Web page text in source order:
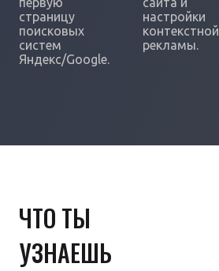
страницу
поисковых
систем
Яндекс/Google.
настройки
контекстной
рекламы.
ЧТО ТЫ
УЗНАЕШЬ